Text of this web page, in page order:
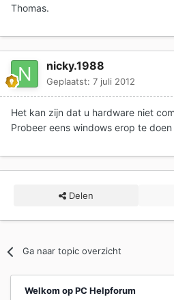
Thomas.
nicky.1988
Geplaatst: 7 juli 2012
Het kan zijn dat u hardware niet
Probeer eens windows erop te
Delen
Ga naar topic overzicht
Welkom op PC Helpforum